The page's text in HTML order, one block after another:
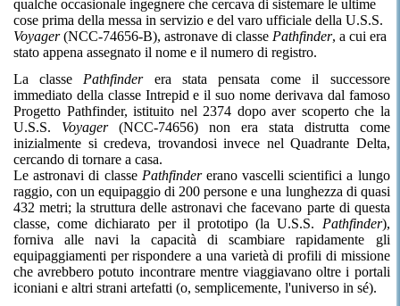
qualche occasionale ingegnere che cercava di sistemare le ultime
cose prima della messa in servizio e del varo ufficiale della U.S.S.
Voyager(NCC-74656-B), astronave di classe Pathfinder, a cui era
stato appena assegnato il nome e il numero di registro.
La classe Pathfinderera stata pensata come il successore
immediato della classe Intrepid e il suo nome derivava dal famoso
Progetto Pathfinder, istituito nel 2374 dopo aver scoperto che la
U.S.S. Voyager(NCC-74656) non era stata distrutta come
inizialmente si credeva, trovandosi invece nel Quadrante Delta,
cercando di tornare a casa.
Le astronavi di classe Pathfindererano vascelli scientifici a lungo
raggio, con un equipaggio di 200 persone e una lunghezza di quasi
432 metri; la struttura delle astronavi che facevano parte di questa
classe, come dichiarato per il prototipo (la U.S.S. Pathfinder),
forniva alle navi la capacità di scambiare rapidamente gli
equipaggiamenti per rispondere a una varietà di profili di missione
che avrebbero potuto incontrare mentre viaggiavano oltre i portali
iconiani e altri strani artefatti (o, semplicemente, l'universo in sé).